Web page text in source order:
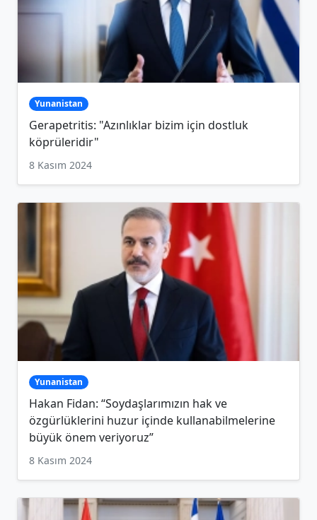
Yunanistan
Gerapetritis: "Azınlıklar bizim için dostluk
köprüleridir"
8 Kasım 2024
Yunanistan
Hakan Fidan: “Soydaşlarımızın hak ve
özgürlüklerini huzur içinde kullanabilmelerine
büyük önem veriyoruz”
8 Kasım 2024